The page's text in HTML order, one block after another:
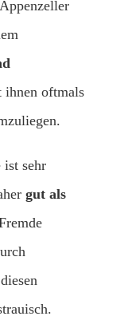
ihnen oftmals
ist sehr
gut als